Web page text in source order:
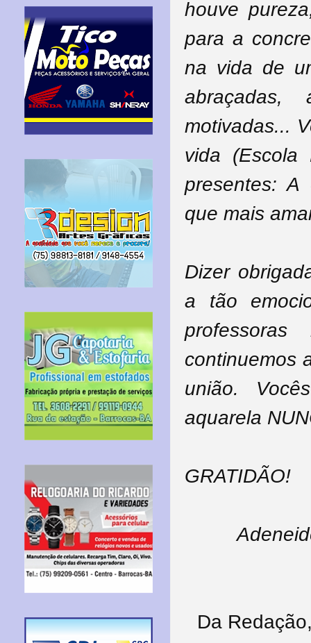
houve
para a
na vida de
abraçadas,
motivadas...
vida
presentes:
que mais
Dizer
a tão
continuemos
união.
aquarela
GRATIDÃO!
Da